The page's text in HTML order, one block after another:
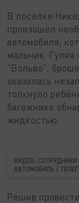
В посёлке
произошёл
автомобиля,
мальчик. Гуляя
"Вольво",
оказалась
толкнуло
багажнике
жидкостью.
ВИДЕО:
АВТОМОБИЛЬ /
Решив